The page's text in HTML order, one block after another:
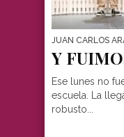
JUAN CARLOS
Y
Ese lunes no
escuela. La
robusto...